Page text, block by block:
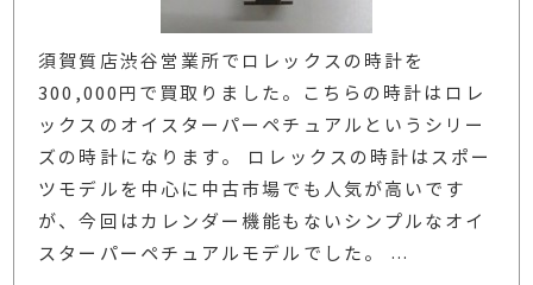
須賀質店渋谷営業所でロレックスの時計を
300,000円で買取りました。こちらの時計はロレ
ックスのオイスターパーペチュアルというシリー
ズの時計になります。 ロレックスの時計はスポー
ツモデルを中心に中古市場でも人気が高いです
が、今回はカレンダー機能もないシンプルなオイ
スターパーペチュアルモデルでした。 …